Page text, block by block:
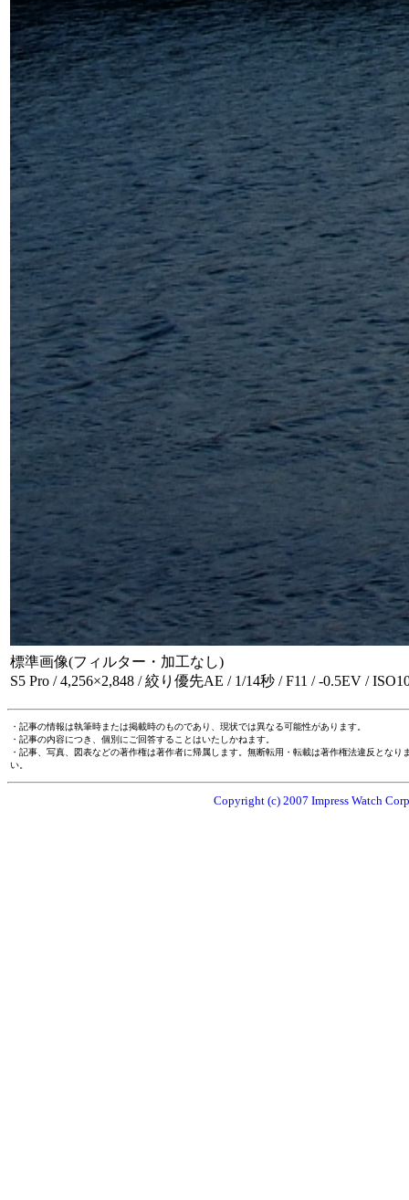
標準画像(フィルター・加工なし)
S5 Pro / 4,256×2,848 / 絞り優先AE / 1/14秒 / F11 / -0.5EV /
・記事の情報は執筆時または掲載時のものであり、現状では異なる可能性があります。
・記事の内容につき、個別にご回答することはいたしかねます。
・記事、写真、図表などの著作権は著作者に帰属します。無断転用・転載は著作権法違反とな
い。
Copyright (c) 2007 Impress Watch